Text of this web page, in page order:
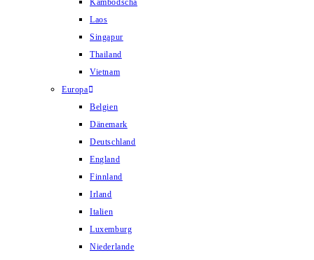
Kambodscha
Laos
Singapur
Thailand
Vietnam
Europa
Belgien
Dänemark
Deutschland
England
Finnland
Irland
Italien
Luxemburg
Niederlande